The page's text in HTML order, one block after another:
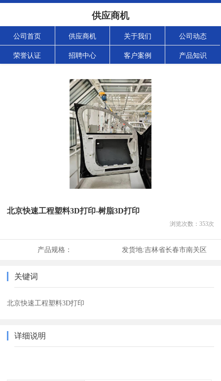
供应商机
公司首页 供应商机 关于我们 公司动态
荣誉认证 招聘中心 客户案例 产品知识
北京快速工程塑料3D打印-树脂3D打印
浏览次数： 353次
产品规格： 发货地:吉林省长春市南关区
关键词
北京快速工程塑料3D打印
详细说明